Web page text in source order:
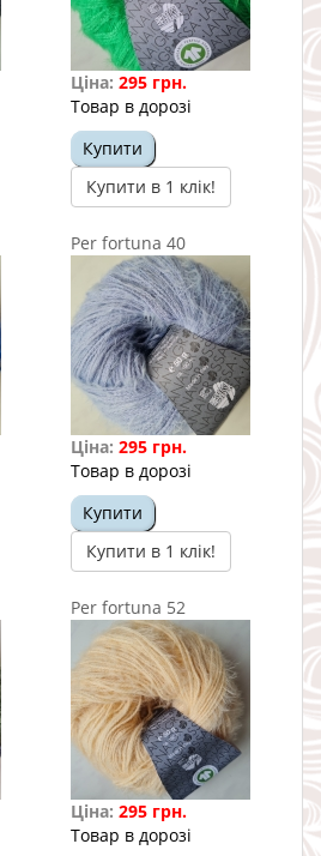
Ціна: 295 грн.
Товар в дорозі
Купити
Купити в 1 клік!
Per fortuna 40
Ціна: 295 грн.
Товар в дорозі
Купити
Купити в 1 клік!
Per fortuna 52
Ціна: 295 грн.
Товар в дорозі